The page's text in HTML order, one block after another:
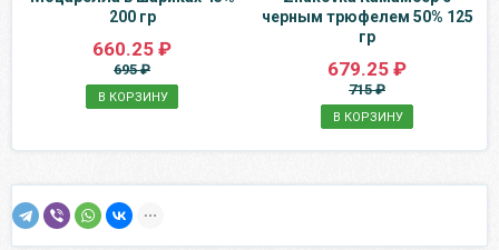
200 гр
660.25 ₽
695 ₽
В КОРЗИНУ
черным трюфелем 50% 125
гр
679.25 ₽
715 ₽
В КОРЗИНУ